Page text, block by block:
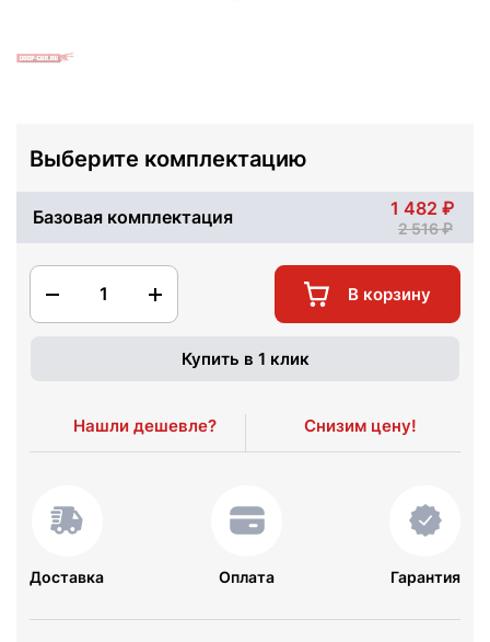
Выберите комплектацию
Базовая комплектация 1 482
2 516
1 В корзину
Купить в 1 клик
Нашли дешевле? Снизим цену!
Доставка Оплата Гарантия